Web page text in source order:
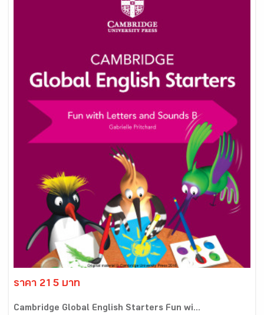
ราคา 215 บาท
Cambridge Global English Starters Fun wi...